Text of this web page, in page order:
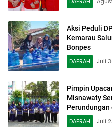
Aksi Peduli
Kemarau
Bonpes
DAERAH
Juli
Pimpin
Misnawaty
DAERAH
Juli